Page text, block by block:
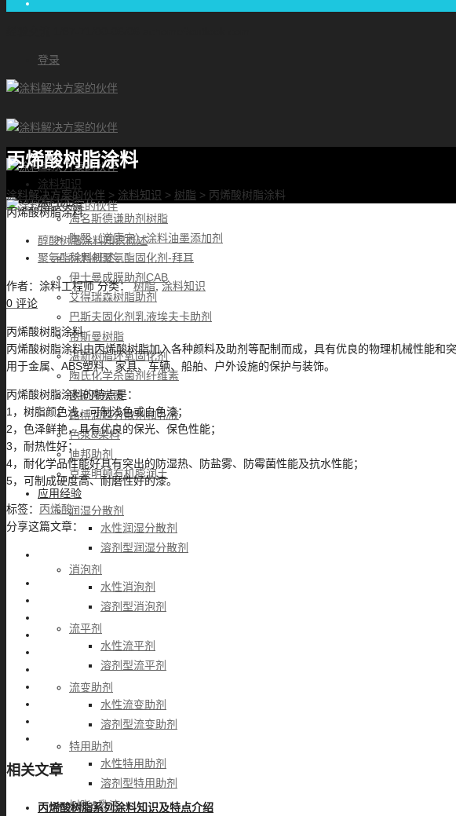
登录
首页
涂料知识
涂料优选
海名斯德谦助剂树脂
陶熙（道康宁）涂料油墨添加剂
科思创聚氨酯固化剂-拜耳
伊士曼成膜助剂CAB
艾得瑞森树脂助剂
巴斯夫固化剂乳液埃夫卡助剂
帝斯曼树脂
湛新树脂环氧固化剂
陶氏化学杀菌剂纤维素
欧励隆炭黑
路博润超分散剂和乳液
色浆&染料
迪邦助剂
克莱明顿有机膨润土
应用经验
润湿分散剂
水性润湿分散剂
溶剂型润湿分散剂
消泡剂
水性消泡剂
溶剂型消泡剂
流平剂
水性流平剂
溶剂型流平剂
流变助剂
水性流变助剂
溶剂型流变助剂
特用助剂
水性特用助剂
溶剂型特用助剂
树脂&乳液
丙烯酸树脂涂料
涂料解决方案的伙伴 > 涂料知识 > 树脂 > 丙烯酸树脂涂料
丙烯酸树脂涂料
醇酸树脂涂料知识概述
聚氨酯涂料概述
作者： 涂料工程师分类：树脂,涂料知识
0 评论
丙烯酸树脂涂料
丙烯酸树脂涂料由丙烯酸树脂加入各种颜料及助剂等配制而成，具有优良的物理机械性能
用于金属、ABS塑料、家具、车辆、船舶、户外设施的保护与装饰。
丙烯酸树脂涂料的特点是：
1，树脂颜色浅，可制浅色或白色漆；
2，色泽鲜艳，具有优良的保光、保色性能；
3，耐热性好；
4，耐化学品性能好具有突出的防湿热、防盐雾、防霉菌性能及抗水性能；
5，可制成硬度高、耐磨性好的漆。
标签： 丙烯酸
分享这篇文章：
相关文章
丙烯酸树脂系列涂料知识及特点介绍